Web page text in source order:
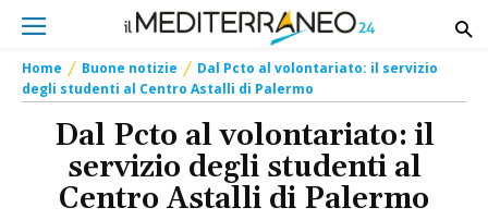
Home Buone notizie
Dal Pcto al volontariato: il servizio
degli studenti al Centro Astalli di Palermo
Dal Pcto al volontariato: il
servizio degli studenti al
Centro Astalli di Palermo